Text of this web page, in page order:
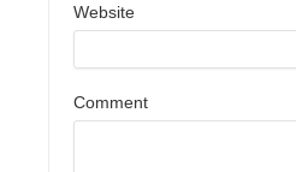
Website
Comment